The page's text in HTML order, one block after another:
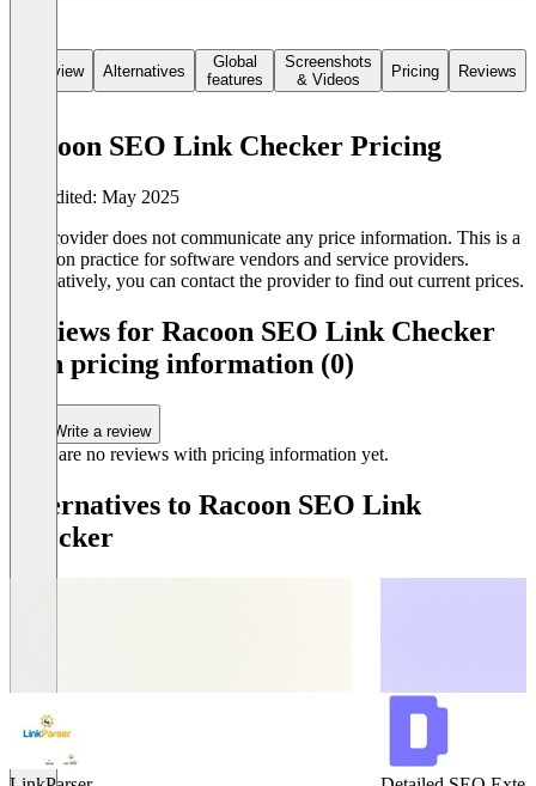
Overview Alternatives
Global
features
Screenshots
& Videos
Pricing Reviews
Racoon SEO Link Checker Pricing
Last edited: May 2025
The provider does not communicate any price information. This is a
common practice for software vendors and service providers.
Alternatively, you can contact the provider to find out current prices.
Reviews for Racoon SEO Link Checker
with pricing information (0)
Write a review
There are no reviews with pricing information yet.
Alternatives to Racoon SEO Link
Checker